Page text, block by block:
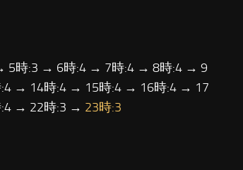
5時:3 → 6時:4 → 7時:4 → 8時:4 → 9
→ 14時:4 → 15時:4 → 16時:4 → 17
→ 22時:3 → 23時:3